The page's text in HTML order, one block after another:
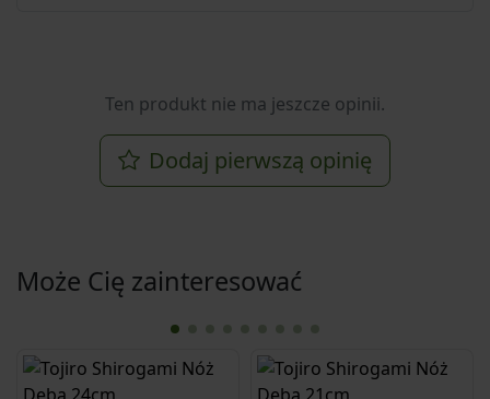
Ten produkt nie ma jeszcze opinii.
Dodaj pierwszą opinię
Może Cię zainteresować